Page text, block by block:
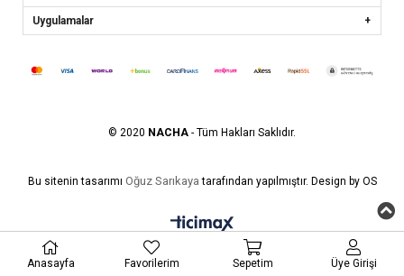
Uygulamalar
© 2020 NACHA - Tüm Hakları Saklıdır.
Bu sitenin tasarımı Oğuz Sarıkaya tarafından yapılmıştır. Design by OS
Anasayfa Favorilerim Sepetim Üye Girişi